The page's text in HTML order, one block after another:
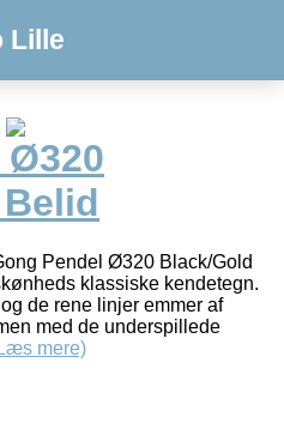
Lille
Ø320
Pendel Ø320 Black/Gold
klassiske kendetegn.
de rene linjer emmer af
med de underspillede
mere)